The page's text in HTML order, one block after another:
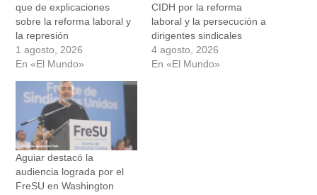
que de explicaciones
sobre la reforma laboral y
la represión
1 agosto, 2026
En «El Mundo»
CIDH por la reforma
laboral y la persecución a
dirigentes sindicales
4 agosto, 2026
En «El Mundo»
Aguiar destacó la
audiencia lograda por el
FreSU en Washington